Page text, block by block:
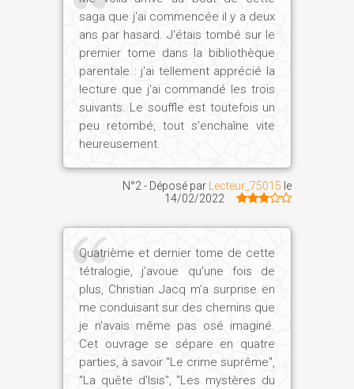
qui se compose de deux dynasties, la
XIe et la XIIe – à laquelle appartient
Sésostris III (vers 1878-1797 av. J.-C.).
Sans nul doute, il s'agit d'un deuxième
âge d'or de la civilisation égyptienne,
mais beaucoup moins spectaculaire que
le précédent.
malheureusement été détruits, et de
rares témoignages, comme la célèbre «
d'admirables hiéroglyphes, nous
permettent d'entrevoir le génie des
architectes qui oeuvrèrent sous les
Amenemhat et les Sésostris. Grande
floraison littéraire, également, avec
quantité d'écrits majeurs, sans cesse
recopiés, tel le fameux Conte de
Sinouhé.
saga que j'ai commencée il y a deux
ans par hasard. J'étais tombé sur le
premier tome dans la bibliothèque
parentale : j'ai tellement apprécié la
lecture que j'ai commandé les trois
suivants. Le souffle est toutefois un
peu retombé, tout s'enchaîne vite
heureusement.
N°2 - Déposé par Lecteur_75015 le
14/02/2022
Quatrième et dernier tome de cette
tétralogie, j'avoue qu'une fois de
plus, Christian Jacq m'a surprise en
me conduisant sur des chemins que
je n'avais même pas osé imaginé.
Cet ouvrage se sépare en quatre
parties, à savoir "Le crime suprême",
"La quête d'Isis", "Les mystères du